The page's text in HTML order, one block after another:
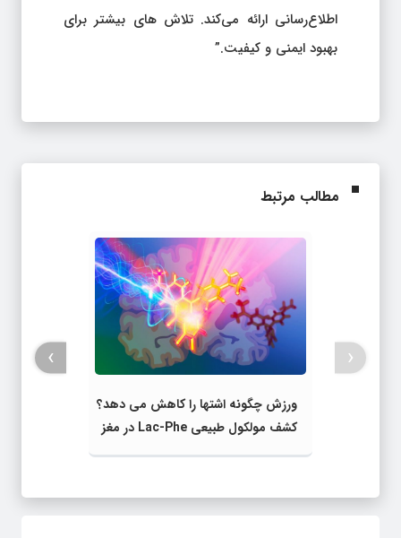
اطلاع‌رسانی ارائه می‌کند. تلاش های بیشتر برای
بهبود ایمنی و کیفیت.”
مطالب مرتبط
ورزش چگونه اشتها را کاهش می‌ دهد؟
کشف مولکول طبیعی Lac-Phe در مغز
‹
›